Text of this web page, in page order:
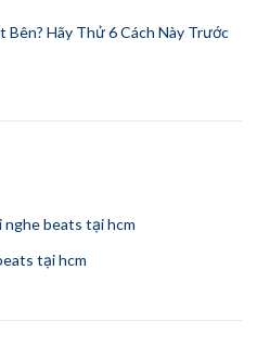
Bên? Hãy Thử 6 Cách Này Trước
nghe beats tại hcm
tại hcm